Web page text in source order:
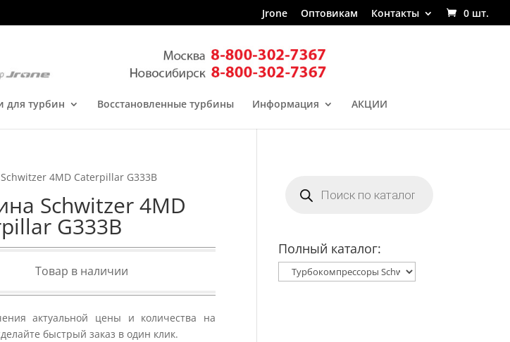
Jrone Оптовикам Контакты 0 шт.
для турбин Восстановленные турбины Информация АКЦИИ
4MD Caterpillar G333B
Schwitzer 4MD
G333B
Товар в наличии
актуальной цены и количества на
быстрый заказ в один клик.
товаров
Полный каталог: